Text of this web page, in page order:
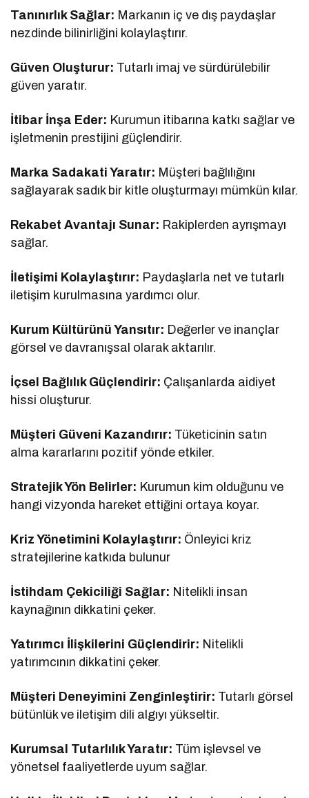
Tanınırlık Sağlar: Markanın iç ve dış paydaşlar
nezdinde bilinirliğini kolaylaştırır.
Güven Oluşturur: Tutarlı imaj ve sürdürülebilir
güven yaratır.
İtibar İnşa Eder: Kurumun itibarına katkı sağlar ve
işletmenin prestijini güçlendirir.
Marka Sadakati Yaratır: Müşteri bağlılığını
sağlayarak sadık bir kitle oluşturmayı mümkün kılar.
Rekabet Avantajı Sunar: Rakiplerden ayrışmayı
sağlar.
İletişimi Kolaylaştırır: Paydaşlarla net ve tutarlı
iletişim kurulmasına yardımcı olur.
Kurum Kültürünü Yansıtır: Değerler ve inançlar
görsel ve davranışsal olarak aktarılır.
İçsel Bağlılık Güçlendirir: Çalışanlarda aidiyet
hissi oluşturur.
Müşteri Güveni Kazandırır: Tüketicinin satın
alma kararlarını pozitif yönde etkiler.
Stratejik Yön Belirler: Kurumun kim olduğunu ve
hangi vizyonda hareket ettiğini ortaya koyar.
Kriz Yönetimini Kolaylaştırır: Önleyici kriz
stratejilerine katkıda bulunur
İstihdam Çekiciliği Sağlar: Nitelikli insan
kaynağının dikkatini çeker.
Yatırımcı İlişkilerini Güçlendirir: Nitelikli
yatırımcının dikkatini çeker.
Müşteri Deneyimini Zenginleştirir: Tutarlı görsel
bütünlük ve iletişim dili algıyı yükseltir.
Kurumsal Tutarlılık Yaratır: Tüm işlevsel ve
yönetsel faaliyetlerde uyum sağlar.